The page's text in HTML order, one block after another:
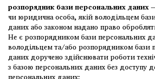
розпорядник бази персональних даних
чи юридична особа, якій володільцем
даних або законом надано право
Не є розпорядником бази персональних
володільцем та/або розпорядником бази
даних доручено здійснювати роботи
з базою персональних даних без доступу
персональних даних;